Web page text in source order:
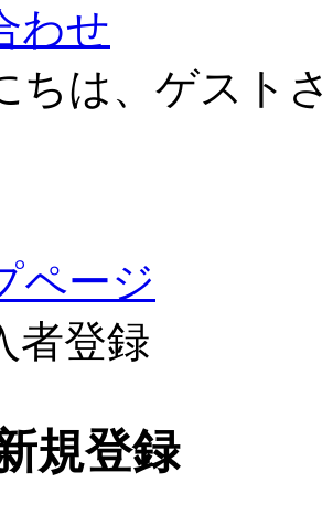
わせ
ちは、ゲスト
ページ
者登録
規登録